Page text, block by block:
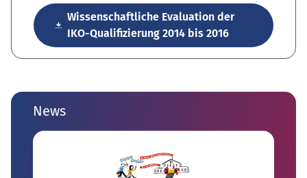
Wissenschaftliche Evaluation der
IKO-Qualifizierung 2014 bis 2016
News